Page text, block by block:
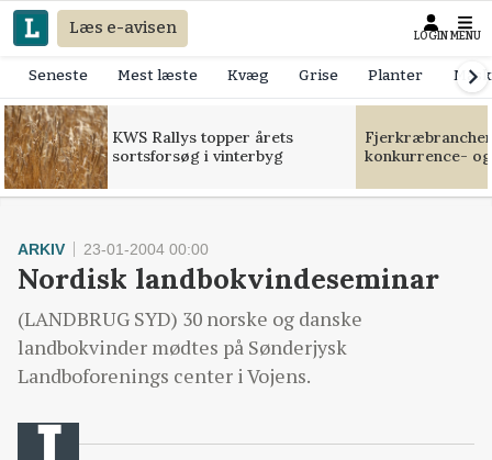
Læs e-avisen LOGIN MENU
Seneste Mest læste Kvæg Grise Planter
KWS Rallys topper årets
sortsforsøg i vinterbyg
konkurrence-
ARKIV 23-01-2004 00:00
Nordisk landbokvindeseminar
(LANDBRUG SYD) 30 norske og danske
landbokvinder mødtes på Sønderjysk
Landboforenings center i Vojens.